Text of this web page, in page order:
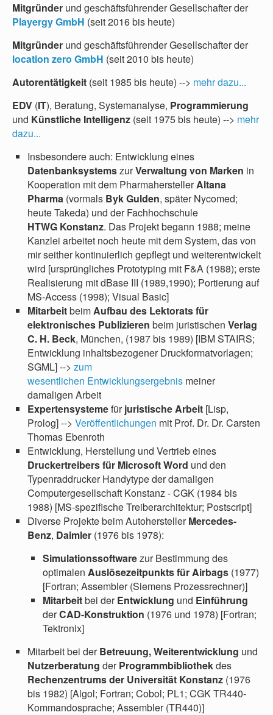
Mitgründer und geschäftsführender Gesellschafter der
Playergy GmbH (seit 2016 bis heute)
Mitgründer und geschäftsführender Gesellschafter der
location zero GmbH (seit 2010 bis heute)
Autorentätigkeit (seit 1985 bis heute) --> mehr dazu...
EDV (IT), Beratung, Systemanalyse, Programmierung
und Künstliche Intelligenz (seit 1975 bis heute) --> mehr
dazu...
Insbesondere auch: Entwicklung eines
DatenbanksystemszurVerwaltung von Marken in
Kooperation mit dem PharmaherstellerAltana
Pharma (vormals BykGulden, später Nycomed;
heute Takeda) und der Fachhochschule
HTWG Konstanz. Das Projekt begann 1988; meine
Kanzlei arbeitet noch heute mit dem System, das von
mir seither kontinuierlich gepflegt und weiterentwickelt
wird [ursprüngliches Prototyping mit F&A (1988); erste
Realisierung mit dBase III (1989,1990); Portierung auf
MS-Access (1998); Visual Basic]
MitarbeitbeimAufbau des Lektorats für
elektronisches Publizieren beim juristischen Verlag
C. H. Beck, München, (1987 bis 1989) [IBM STAIRS;
Entwicklung inhaltsbezogener Druckformatvorlagen;
SGML] --> zum
wesentlichen Entwicklungsergebnis meiner
damaligen Arbeit
Expertensystemefürjuristische Arbeit [Lisp,
Prolog] --> Veröffentlichungen mit Prof. Dr. Dr. Carsten
Thomas Ebenroth
Entwicklung, Herstellung und Vertrieb eines
Druckertreibers für Microsoft Word und den
Typenraddrucker Handytype der damaligen
Computergesellschaft Konstanz - CGK (1984 bis
1988) [MS-spezifische Treiberarchitektur; Postscript]
Diverse Projekte beim AutoherstellerMercedes-
Benz, Daimler (1976 bis 1978):
Simulationssoftwarezur Bestimmung des
optimalen Auslösezeitpunkts für Airbags (1977)
[Fortran; Assembler (Siemens Prozessrechner)]
Mitarbeitbei derEntwicklung und Einführung
derCAD-Konstruktion (1976 und 1978) [Fortran;
Tektronix]
Mitarbeit bei derBetreuung, Weiterentwicklung und
Nutzerberatung derProgrammbibliothekdes
Rechenzentrums der Universität Konstanz (1976
bis 1982) [Algol; Fortran; Cobol; PL1; CGK TR440-
Kommandosprache; Assembler (TR440)]